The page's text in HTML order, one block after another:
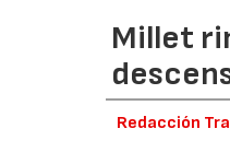
Millet
Redacción